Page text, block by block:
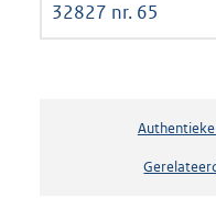
32827 nr. 65